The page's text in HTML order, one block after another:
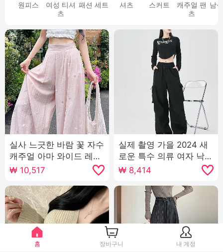
원피스
여성 티셔
츠
패션 세트 셔츠 스커트
캐주얼 팬
츠
남
실사 느긋한 바람 꽃 자수
캐주얼 아마 와이드 레깅
스 바지 2025 여름 새로
운 루즈핏 슬림해 보이는
스트레이트 팬츠
₩ 10,517
실제 촬영 가을 2024 새
로운 특수 의류 여자 낙하
산 여가 와이드 레깅스 바
지 높은 허리 미국인 작은
남자 스포츠 바지
₩ 8,414
홈 장바구니 내 계정